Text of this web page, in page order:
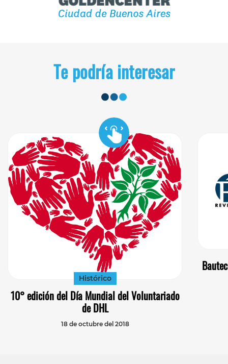
Te podría interesar
Histórico
10° edición del Día Mundial del Voluntariado
de DHL
18 de octubre del 2018